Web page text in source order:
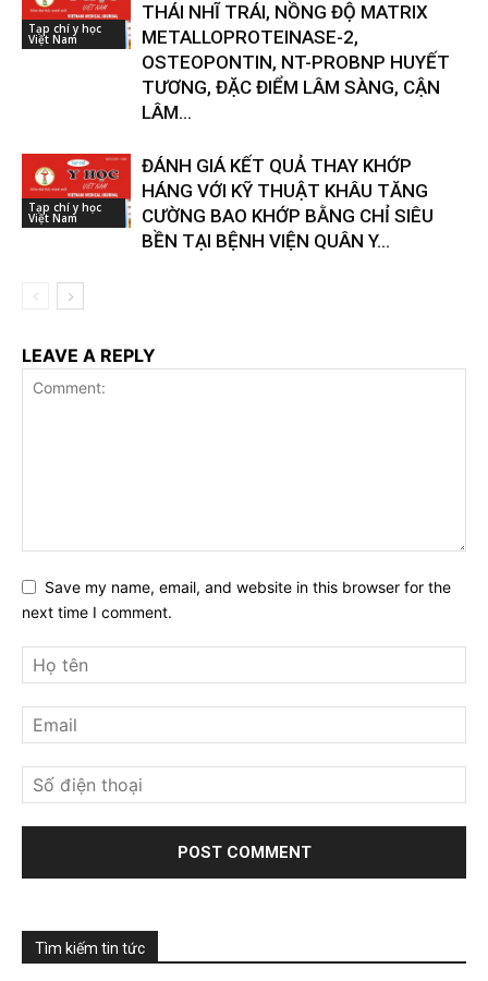
Tạp chí y học
Việt Nam
THÁI NHĨ TRÁI, NỒNG ĐỘ MATRIX
METALLOPROTEINASE-2,
OSTEOPONTIN, NT-PROBNP HUYẾT
TƯƠNG, ĐẶC ĐIỂM LÂM SÀNG, CẬN
LÂM...
Tạp chí y học
Việt Nam
ĐÁNH GIÁ KẾT QUẢ THAY KHỚP
HÁNG VỚI KỸ THUẬT KHÂU TĂNG
CƯỜNG BAO KHỚP BẰNG CHỈ SIÊU
BỀN TẠI BỆNH VIỆN QUÂN Y...
LEAVE A REPLY
Save my name, email, and website in this browser for the
next time I comment.
Tìm kiếm tin tức